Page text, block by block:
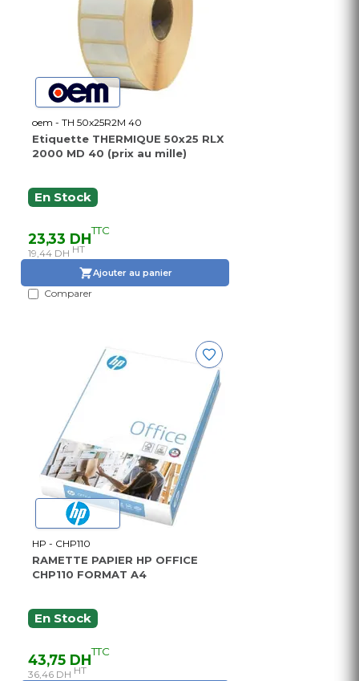
oem - TH 50x25R2M 40
Etiquette THERMIQUE 50x25 RLX
2000 MD 40 (prix au mille)
En Stock
23,33 DHTTC
19,44 DH HT
Ajouter au panier
Comparer
HP - CHP110
RAMETTE PAPIER HP OFFICE
CHP110 FORMAT A4
En Stock
43,75 DHTTC
36,46 DH HT